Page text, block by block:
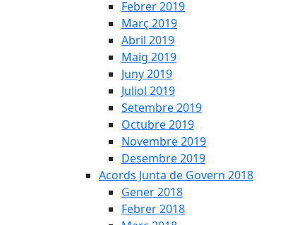
Febrer 2019
Març 2019
Abril 2019
Maig 2019
Juny 2019
Juliol 2019
Setembre 2019
Octubre 2019
Novembre 2019
Desembre 2019
Acords Junta de Govern 2018
Gener 2018
Febrer 2018